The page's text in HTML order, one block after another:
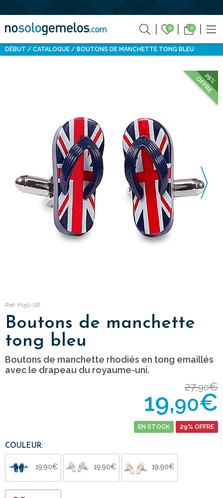
0 0
DÉBUT CATALOGUE BOUTONS DE MANCHETTE TONG BLEU
29%
OFFRE
Ref: F150-SR
Boutons de manchette
tong bleu
Boutons de manchette rhodiés en tong emaillés
avec le drapeau du royaume-uni.
27,90€
19,90€
EN STOCK 29% OFFRE
COULEUR:
19,90€ 19,90€ 19,90€